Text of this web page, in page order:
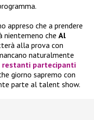
appreso che a prendere
nientemeno che Al
alla prova con
naturalmente
restanti partecipanti
giorno sapremo con
parte al talent show.